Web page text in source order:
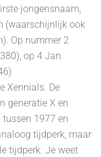
jongensnaam,
(waarschijnlijk ook
Op nummer 2
op 4 Jan
Xennials. De
generatie X en
1977 en
tijdperk, maar
tijdperk. Je weet